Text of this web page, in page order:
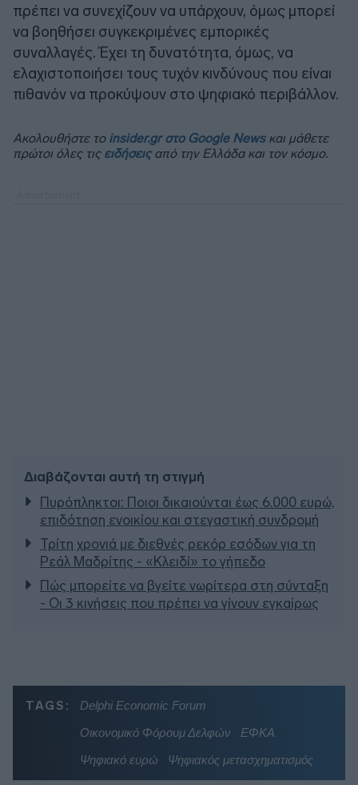
πρέπει να συνεχίζουν να υπάρχουν, όμως μπορεί
να βοηθήσει συγκεκριμένες εμπορικές
συναλλαγές. Έχει τη δυνατότητα, όμως, να
ελαχιστοποιήσει τους τυχόν κινδύνους που είναι
πιθανόν να προκύψουν στο ψηφιακό περιβάλλον.
Ακολουθήστε το insider.gr στο Google Newsκαι μάθετε
πρώτοι όλες τις ειδήσειςαπό την Ελλάδα και τον κόσμο.
Διαβάζονται αυτή τη στιγμή
Πυρόπληκτοι: Ποιοι δικαιούνται έως 6.000 ευρώ,
επιδότηση ενοικίου και στεγαστική συνδρομή
Τρίτη χρονιά με διεθνές ρεκόρ εσόδων για τη
Ρεάλ Μαδρίτης - «Κλειδί» το γήπεδο
Πώς μπορείτε να βγείτε νωρίτερα στη σύνταξη
- Οι 3 κινήσεις που πρέπει να γίνουν εγκαίρως
TAGS:
Delphi Economic Forum
Οικονομικό Φόρουμ Δελφών
ΕΦΚΑ
Ψηφιακό ευρώ
Ψηφιακός μετασχηματισμός